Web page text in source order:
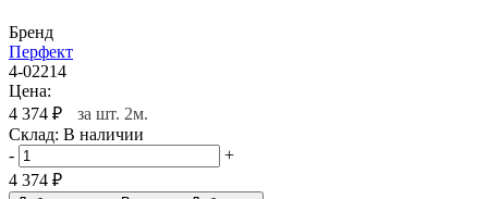
Бренд
Перфект
4-02214
Цена:
4 374 ₽
за шт. 2м.
Склад: В наличии
-
+
4 374 ₽